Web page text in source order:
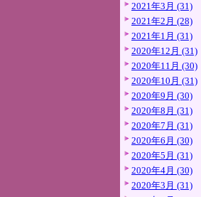
2021年3月 (31)
2021年2月 (28)
2021年1月 (31)
2020年12月 (31)
2020年11月 (30)
2020年10月 (31)
2020年9月 (30)
2020年8月 (31)
2020年7月 (31)
2020年6月 (30)
2020年5月 (31)
2020年4月 (30)
2020年3月 (31)